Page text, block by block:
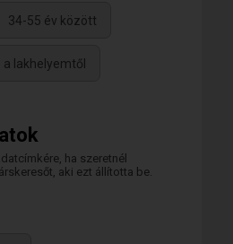
34-55 év között
a lakhelyemtől
ha szeretnél
aki ezt állította be.